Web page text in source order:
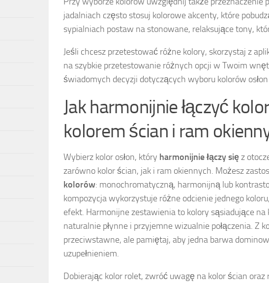
jadalniach często stosuj kolorowe akcenty, które
sypialniach postaw na stonowane, relaksujące tony,
Jeśli chcesz przetestować różne kolory, skorzystaj z
na szybkie przetestowanie różnych opcji w Twoim
świadomych decyzji dotyczących wyboru kolorów
Jak harmonijnie łączyć
kolorem ścian i ram
Wybierz kolor osłon, który harmonijnie łączy sięz
zarówno kolor ścian, jak i ram okiennych. Możesz
kolorów: monochromatyczną, harmonijną lub
kompozycja wykorzystuje różne odcienie jednego
efekt. Harmonijne zestawienia to kolory sąsiadujące
naturalnie płynne i przyjemne wizualnie połączenia. Z
przeciwstawne, ale pamiętaj, aby jedna barwa
uzupełnieniem.
Dobierając kolor rolet, zwróć uwagę na kolor ścian oraz